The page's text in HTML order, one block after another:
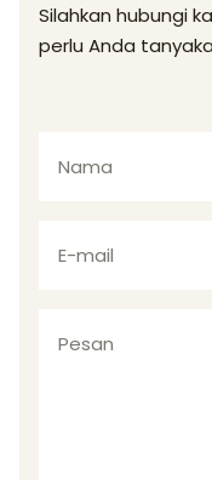
Silahkan hubungi
perlu Anda